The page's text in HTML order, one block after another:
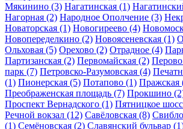
Мякинино (3) Нагатинская (1)
Нагорная (2) Народное Ополчение (3)
Новаторская (1) Новогиреево (4)
Новопеределкино (2) Новоясеневская (1)
Ольховая (5) Орехово (2) Отрадное (4)
Партизанская (2) Первомайская (2) Перово
парк (7) Петровско-Разумовская (4)
(1) Пионерская (5) Потапово (1) Пражская
Преображенская площадь (7) Прокшино
Проспект Вернадского (1) Пятницкое
Речной вокзал (12) Савёловская (8)
(1) Семёновская (2) Славянский бульвар